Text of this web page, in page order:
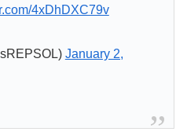
4xDhDXC79v
January 2,